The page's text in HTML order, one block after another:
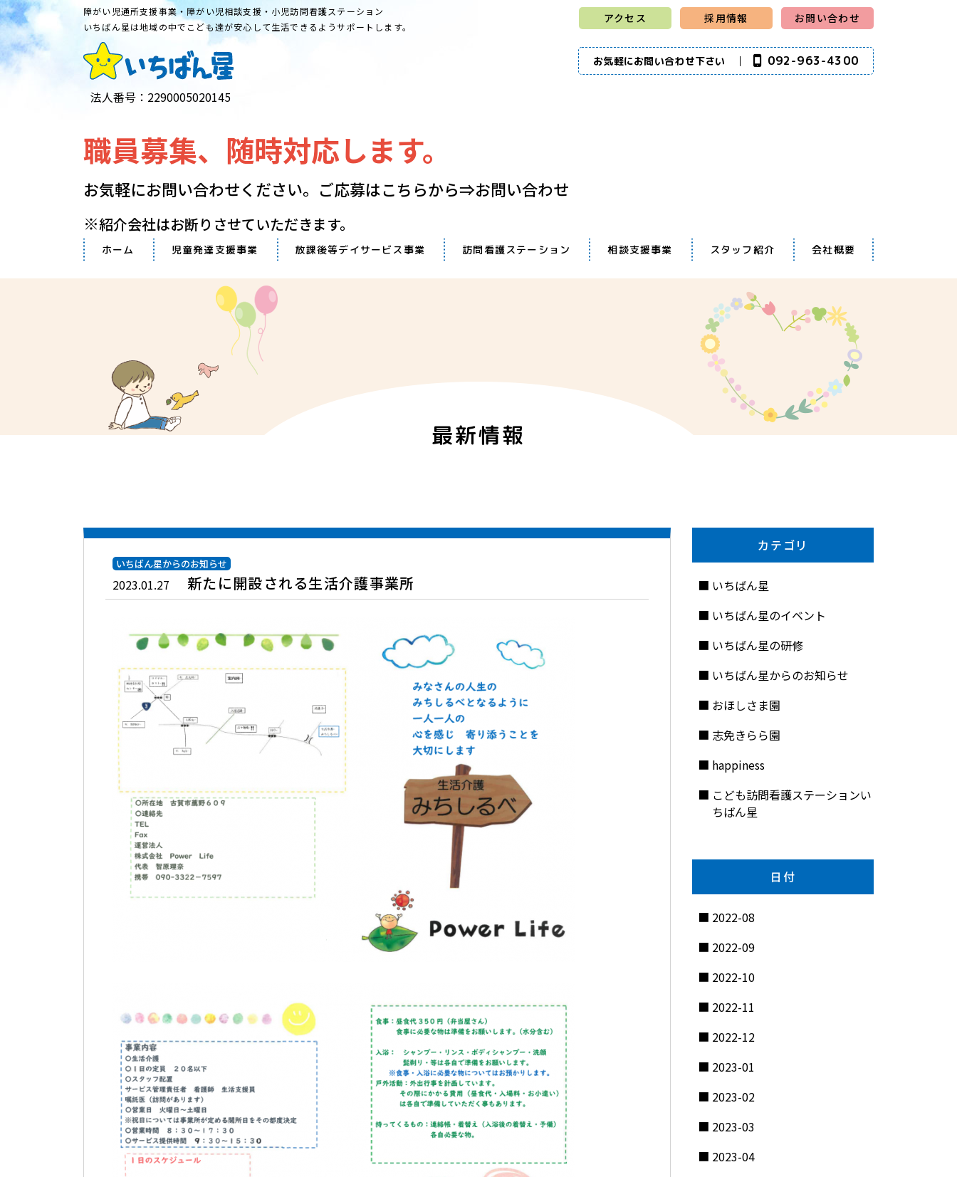
障がい児通所支援事業・障がい児相談支援・小児訪問看護ステーション
​​​​​​​いちばん星は地域の中でこども達が安心して生活できるようサポートします。
法人番号：2290005020145
アクセス 採用情報 お問い合わせ
お気軽にお問い合わせ下さい 092-963-4300
職員募集、随時対応します。
お気軽にお問い合わせください。​​​​​​​​​ご応募はこちらから⇒お問い合わせ
※紹介会社はお断りさせていただきます。
ホーム 児童発達支援事業 放課後等デイサービス事業 訪問看護ステーション 相談支援事業 スタッフ紹介 会社概要
最新情報
いちばん星からのお知らせ
2023.01.27 新たに開設される生活介護事業所
カテゴリ
いちばん星
いちばん星のイベント
いちばん星の研修
いちばん星からのお知らせ
おほしさま園
志免きらら園
happiness
こども訪問看護ステーションい
ちばん星
日付
2022-08
2022-09
2022-10
2022-11
2022-12
2023-01
2023-02
2023-03
2023-04